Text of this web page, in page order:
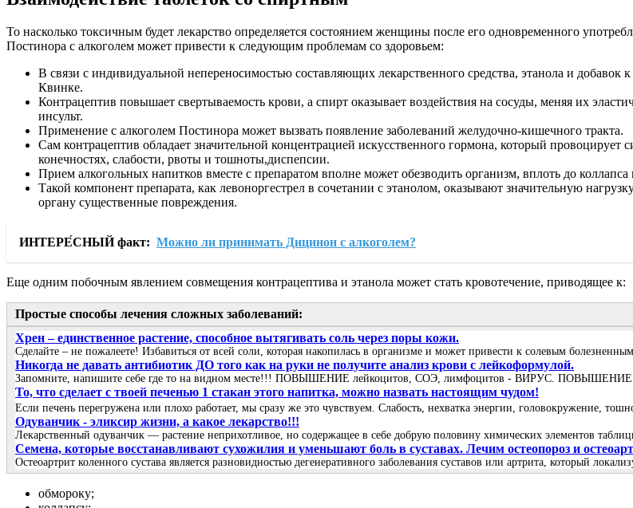
То насколько токсичным будет лекарство определяется состоянием женщины после его одновременного
Постинора с алкоголем может привести к следующим проблемам со здоровьем:
В связи с индивидуальной непереносимостью составляющих лекарственного средства, этанола и
Квинке.
Контрацептив повышает свертываемость крови, а спирт оказывает воздействия на сосуды, меняя их
инсульт.
Применение с алкоголем Постинора может вызвать появление заболеваний желудочно-кишечного тракта.
Сам контрацептив обладает значительной концентрацией искусственного гормона, который
конечностях, слабости, рвоты и тошноты,диспепсии.
Прием алкогольных напитков вместе с препаратом вполне может обезводить организм, вплоть до коллапса
Такой компонент препарата, как левоноргестрел в сочетании с этанолом, оказывают значительную
органу существенные повреждения.
ИНТЕРЕ́СНЫЙ факт: Можно ли принимать Дицинон с алкоголем?
Еще одним побочным явлением совмещения контрацептива и этанола может стать кровотечение, приводящее к:
Простые способы лечения сложных заболеваний:
Хрен – единственное растение, способное вытягивать соль через поры кожи.
Сделайте – не пожалеете! Избавиться от всей соли, которая накопилась в организме и может привести к солевым
Никогда не давать антибиотик ДО того как на руки не получите анализ крови с лейкоформулой.
Запомните, напишите себе где то на видном месте!!! ПОВЫШЕНИЕ лейкоцитов, СОЭ, лимфоцитов - ВИРУС. ПОВЫШЕНИЕ
То, что сделает с твоей печенью 1 стакан этого напитка, можно назвать настоящим чудом!
Если печень перегружена или плохо работает, мы сразу же это чувствуем. Слабость, нехватка энергии, головокружение,
Одуванчик - эликсир жизни, а какое лекарство!!!
Лекарственный одуванчик — растение неприхотливое, но содержащее в себе добрую половину химических элементов
Семена, которые восстанавливают сухожилия и уменьшают боль в суставах. Лечим остеопороз и
Остеоартрит коленного сустава является разновидностью дегенеративного заболевания суставов или артрита, который
обмороку;